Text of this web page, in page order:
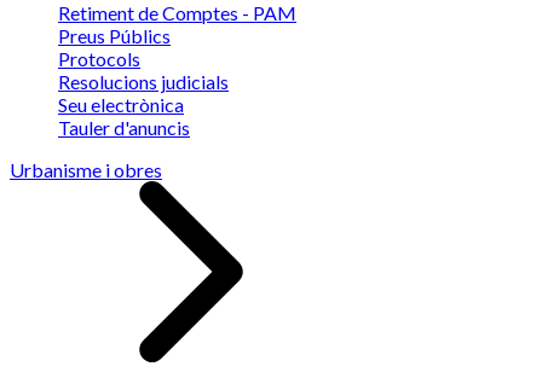
Retiment de Comptes - PAM
Preus Públics
Protocols
Resolucions judicials
Seu electrònica
Tauler d'anuncis
Urbanisme i obres